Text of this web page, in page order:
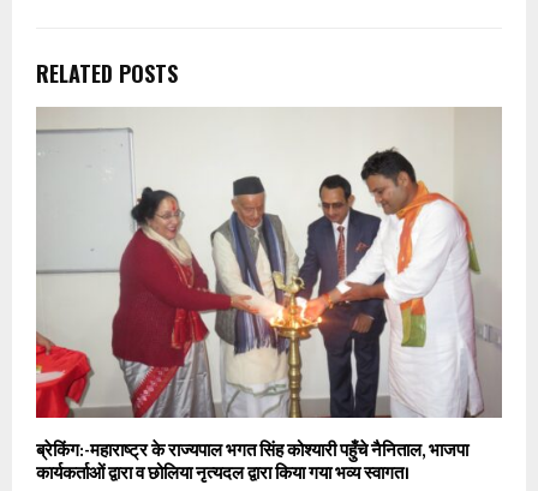
RELATED POSTS
ब्रेकिंग:-महाराष्ट्र के राज्यपाल भगत सिंह कोश्यारी पहुँचे नैनिताल, भाजपा
कार्यकर्ताओं द्वारा व छोलिया नृत्यदल द्वारा किया गया भव्य स्वागत।